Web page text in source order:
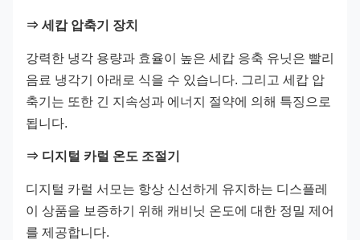
⇒ 세캅 압축기 장치
강력한 냉각 용량과 효율이 높은 세캅 응축 유닛은 빨리
음료 냉각기 아래로 식을 수 있습니다. 그리고 세캅 압
축기는 또한 긴 지속성과 에너지 절약에 의해 특징으로
됩니다.
⇒ 디지털 카럴 온도 조절기
디지털 카럴 서모는 항상 신선하게 유지하는 디스플레
이 상품을 보증하기 위해 캐비닛 온도에 대한 정밀 제어
를 제공합니다.